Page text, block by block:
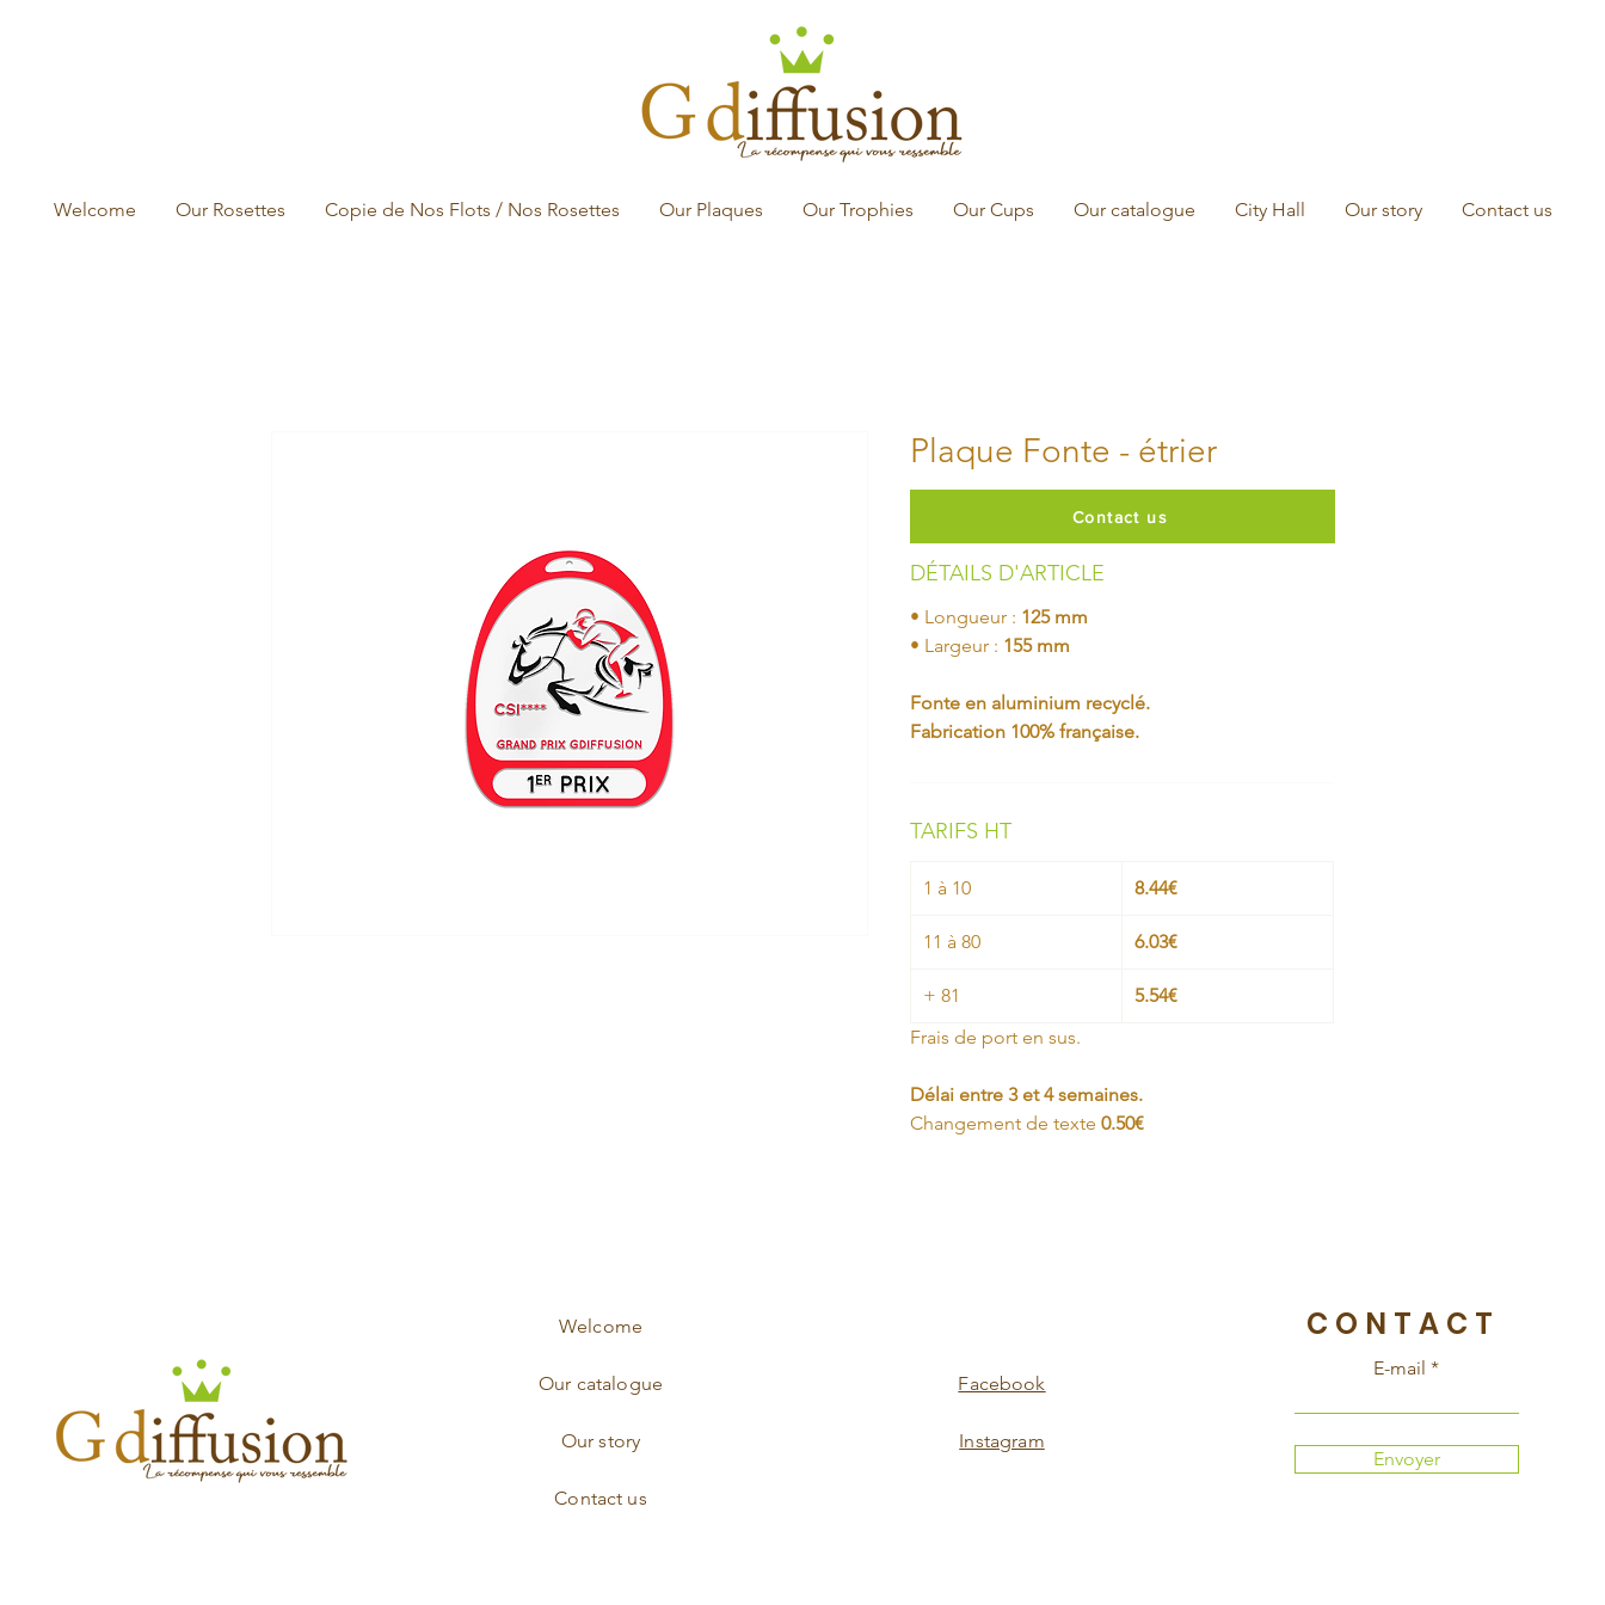
Welcome Our Rosettes Copie de Nos Flots / Nos Rosettes Our Plaques Our Trophies Our Cups Our catalogue City Hall Our story Contact us
Plaque Fonte - étrier
DÉTAILS D'ARTICLE
• Longueur : 125 mm
• Largeur : 155 mm
Fonte en aluminium recyclé.
Fabrication 100% française.
TARIFS HT
1 à 10 8.44€
11 à 80 6.03€
+ 81
5.54€
Frais de port en sus.
Délai entre 3 et 4 semaines.
Changement de texte 0.50€
Contact us
Welcome
Our catalogue
Our story
Contact us
Facebook
Instagram
CONTACT
E-mail
Envoyer